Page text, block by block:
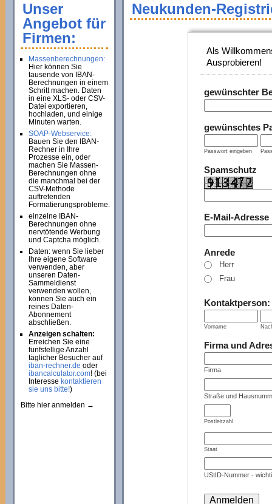
Neukunden-
Als
Ausprobieren!
gewünschter
gewünschtes
Passwort eingeben
Spamschutz
E-Mail-Adresse
Anrede
Herr
Frau
Kontaktperson:
Vorname
Firma und
Firma
Straße und
Postleitzahl
Staat
UStID-Nummer -
Unser
Angebot für
Firmen:
Massenberechnungen:
Hier können Sie
tausende von IBAN-
Berechnungen in einem
Schritt machen. Daten
in eine XLS- oder CSV-
Datei exportieren,
hochladen, und einige
Minuten warten.
SOAP-Webservice:
Bauen Sie den IBAN-
Rechner in Ihre
Prozesse ein, oder
machen Sie Massen-
Berechnungen ohne
die manchmal bei der
CSV-Methode
auftretenden
Formatierungsprobleme.
einzelne IBAN-
Berechnungen ohne
nervtötende Werbung
und Captcha möglich.
Daten: wenn Sie lieber
Ihre eigene Software
verwenden, aber
unseren Daten-
Sammeldienst
verwenden wollen,
können Sie auch ein
reines Daten-
Abonnement
abschließen.
Anzeigen schalten:
Erreichen Sie eine
fünfstellige Anzahl
täglicher Besucher auf
iban-rechner.de oder
ibancalculator.com! (bei
Interesse kontaktieren
sie uns bitte!)
Bitte hier anmelden →